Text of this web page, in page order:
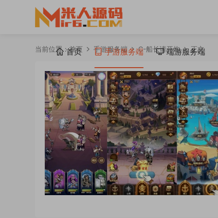
首页 手游服务端 端游服务端
当前位置：首页 手游服务端 C-船长请开炮 正文